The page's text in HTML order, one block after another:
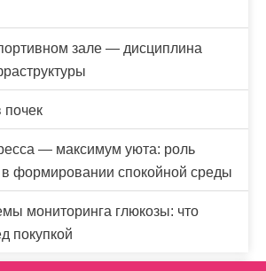
зале — дисциплина
почек
— максимум уюта: роль
в формировании спокойной среды
мониторинга глюкозы: что
покупкой